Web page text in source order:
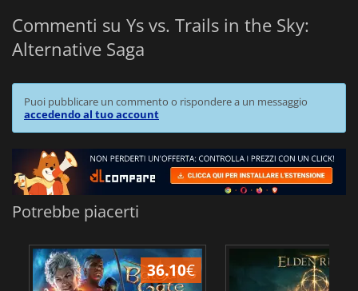
Commenti su Ys vs. Trails in the Sky:
Alternative Saga
Puoi pubblicare un commento o rispondere a un messaggio
accedendo al tuo account
Potrebbe piacerti
36.10€